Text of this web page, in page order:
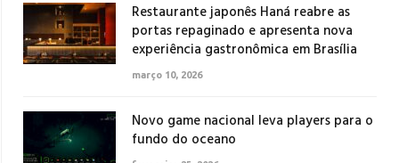
Restaurante japonês Haná reabre as
portas repaginado e apresenta nova
experiência gastronômica em Brasília
março 10, 2026
Novo game nacional leva players para o
fundo do oceano